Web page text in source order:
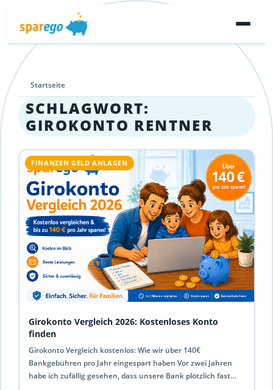
Startseite
SCHLAGWORT:
GIROKONTO RENTNER
FINANZEN GELD ANLAGEN
Girokonto Vergleich 2026: Kostenloses Konto
finden
Girokonto Vergleich kostenlos: Wie wir über 140€
Bankgebühren pro Jahr eingespart haben Vor zwei Jahren
habe ich zufällig gesehen, dass unsere Bank plötzlich fast